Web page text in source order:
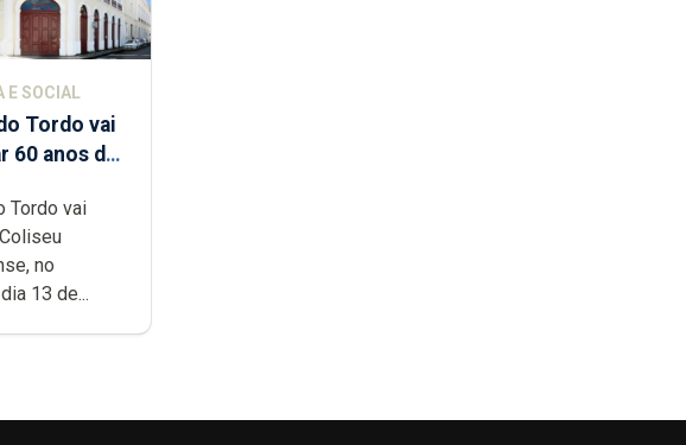
E SOCIAL
Tordo vai
60 anos de
Tordo vai
no
13 de...